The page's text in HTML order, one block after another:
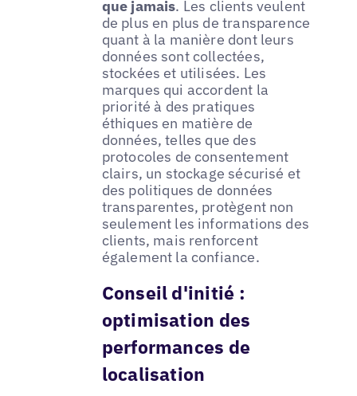
que jamais. Les clients veulent
de plus en plus de transparence
quant à la manière dont leurs
données sont collectées,
stockées et utilisées. Les
marques qui accordent la
priorité à des pratiques
éthiques en matière de
données, telles que des
protocoles de consentement
clairs, un stockage sécurisé et
des politiques de données
transparentes, protègent non
seulement les informations des
clients, mais renforcent
également la confiance.
Conseil d'initié :
optimisation des
performances de
localisation